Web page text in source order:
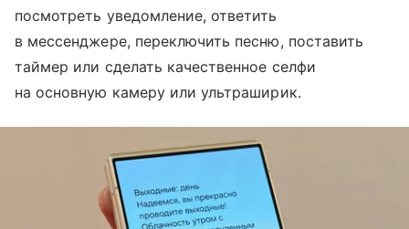
посмотреть уведомление, ответить
в мессенджере, переключить песню, поставить
таймер или сделать качественное селфи
на основную камеру или ультраширик.